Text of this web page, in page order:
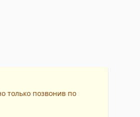
только позвонив по